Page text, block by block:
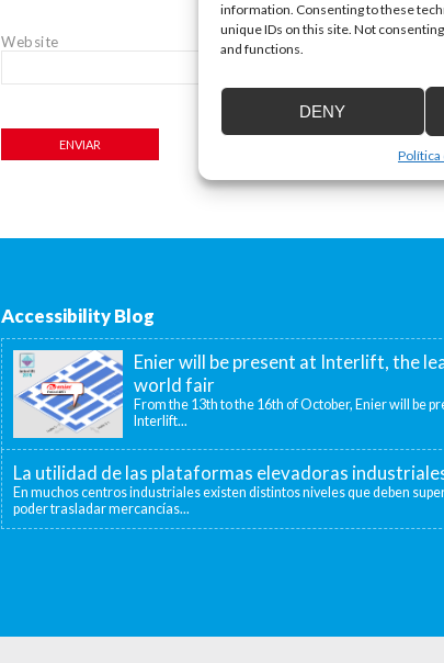
information. Consenting to these
unique IDs on this site. Not
and functions.
DENY
Política
Website
Accessibility Blog
Enier will be present at Interlift, the
world fair
From the 13th to the 16th of October, Enier will be
Interlift...
La utilidad de las plataformas elevadoras
En muchos centros industriales existen distintos niveles que deben
poder trasladar mercancías...